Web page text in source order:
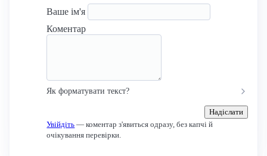
Ваше ім'я
Коментар
Як форматувати текст?
Надіслати
Увійдіть — коментар з'явиться одразу, без капчі й
очікування перевірки.